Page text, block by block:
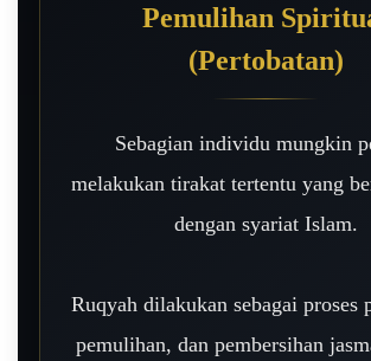
Pemulihan
(Pertobatan)
Sebagian individu mungkin
melakukan tirakat tertentu yang
dengan syariat Islam.
Ruqyah dilakukan sebagai proses
pemulihan, dan pembersihan